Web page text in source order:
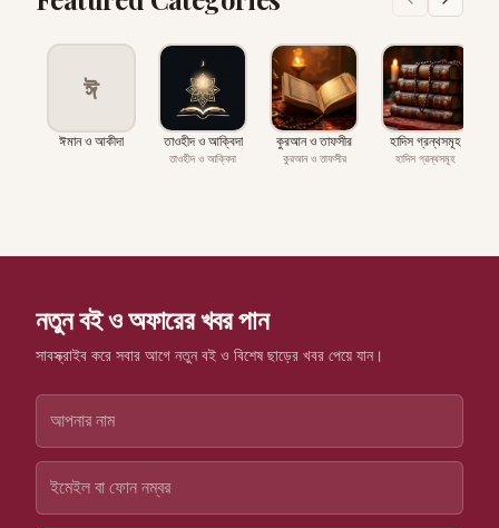
ঈ
ঈমান ও আকীদা তাওহীদ ও আক্বিদা
তাওহীদ ও আক্বিদা
কুরআন ও তাফসীর
কুরআন ও তাফসীর
হাদিস গ্রন্থসমূহ
হাদিস গ্রন্থসমূহ
নতুন বই ও অফারের খবর পান
সাবস্ক্রাইব করে সবার আগে নতুন বই ও বিশেষ ছাড়ের খবর পেয়ে যান।